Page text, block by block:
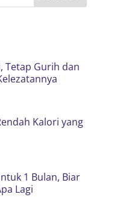
Tetap Gurih dan
Kalori yang
1 Bulan, Biar
Lagi